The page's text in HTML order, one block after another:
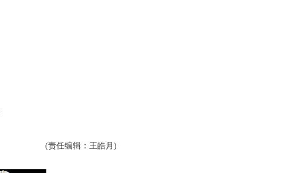
(责任编辑：王皓月)